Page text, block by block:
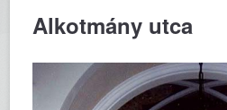
Alkotmány utca